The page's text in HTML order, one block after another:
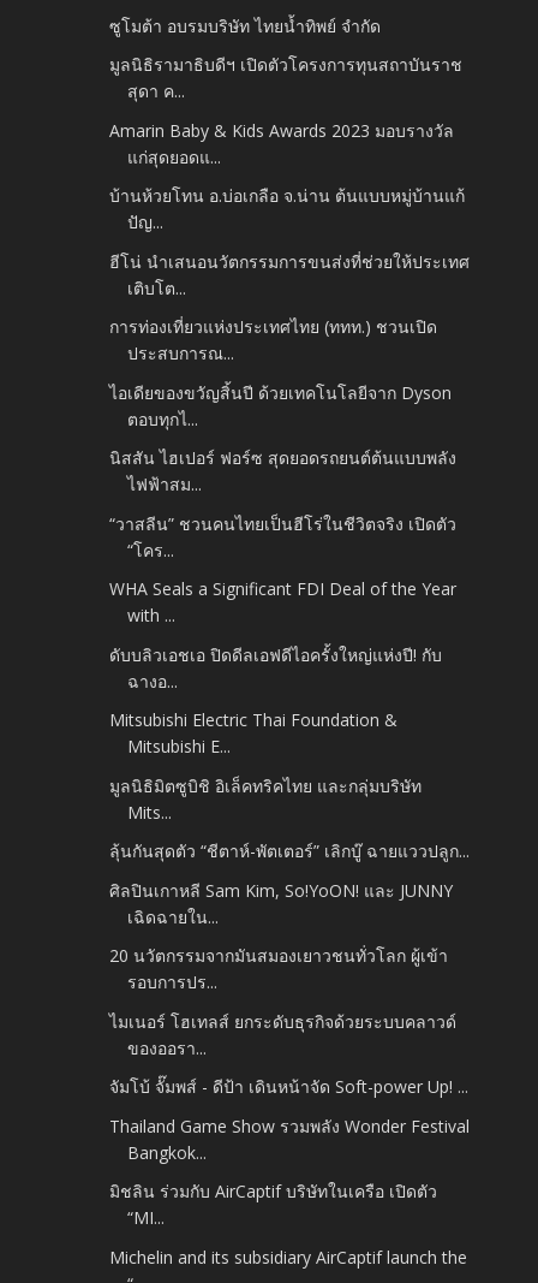
ซูโมต้า อบรมบริษัท ไทยน้ำทิพย์ จำกัด
มูลนิธิรามาธิบดีฯ เปิดตัวโครงการทุนสถาบันราช
สุดา ค...
Amarin Baby & Kids Awards 2023 มอบรางวัล
แก่สุดยอดแ...
บ้านห้วยโทน อ.บ่อเกลือ จ.น่าน ต้นแบบหมู่บ้านแก้
ปัญ...
ฮีโน่ นำเสนอนวัตกรรมการขนส่งที่ช่วยให้ประเทศ
เติบโต...
การท่องเที่ยวแห่งประเทศไทย (ททท.) ชวนเปิด
ประสบการณ...
ไอเดียของขวัญสิ้นปี ด้วยเทคโนโลยีจาก Dyson
ตอบทุกไ...
นิสสัน ไฮเปอร์ ฟอร์ซ สุดยอดรถยนต์ต้นแบบพลัง
ไฟฟ้าสม...
“วาสลีน” ชวนคนไทยเป็นฮีโร่ในชีวิตจริง เปิดตัว
“โคร...
WHA Seals a Significant FDI Deal of the Year
with ...
ดับบลิวเอชเอ ปิดดีลเอฟดีไอครั้งใหญ่แห่งปี! กับ
ฉางอ...
Mitsubishi Electric Thai Foundation &
Mitsubishi E...
มูลนิธิมิตซูบิชิ อิเล็คทริคไทย และกลุ่มบริษัท
Mits...
ลุ้นกันสุดตัว “ชีตาห์-พัตเตอร์” เลิกบู๊ ฉายแววปลูก...
ศิลปินเกาหลี Sam Kim, So!YoON! และ JUNNY
เฉิดฉายใน...
20 นวัตกรรมจากมันสมองเยาวชนทั่วโลก ผู้เข้า
รอบการปร...
ไมเนอร์ โฮเทลส์ ยกระดับธุรกิจด้วยระบบคลาวด์
ของออรา...
จัมโบ้ จั๊มพส์ - ดีป้า เดินหน้าจัด Soft-power Up! ...
Thailand Game Show รวมพลัง Wonder Festival
Bangkok...
มิชลิน ร่วมกับ AirCaptif บริษัทในเครือ เปิดตัว
“MI...
Michelin and its subsidiary AirCaptif launch the